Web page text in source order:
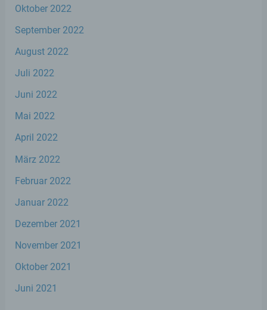
Oktober 2022
September 2022
August 2022
Juli 2022
Juni 2022
Mai 2022
April 2022
März 2022
Februar 2022
Januar 2022
Dezember 2021
November 2021
Oktober 2021
Juni 2021
juristische Person, Behörde, Einrichtung
Daten im Auftrag des Verantwortlichen
oder andere Stelle, der personenbezogene
Daten offengelegt werden, unabhängig
davon, ob es sich bei ihr um einen Dritten
handelt oder nicht. Behörden, die im
Rahmen eines bestimmten
Unionsrecht oder dem Recht der
personenbezogene Daten erhalten, gelten
j) Dritter